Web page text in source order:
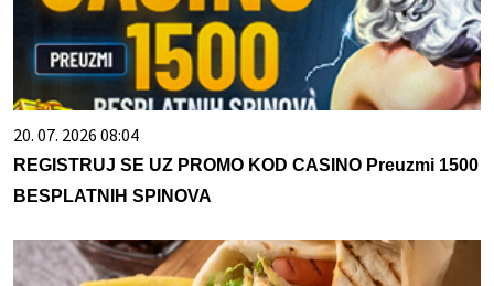
20. 07. 2026 08:04
REGISTRUJ SE UZ PROMO KOD CASINO Preuzmi 1500
BESPLATNIH SPINOVA